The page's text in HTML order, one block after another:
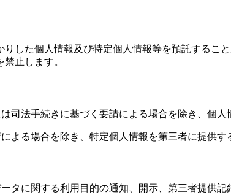
した個人情報及び特定個人情報等を預託するこ
止します。
司法手続きに基づく要請による場合を除き、個人
よる場合を除き、特定個人情報を第三者に提供す
タに関する利用目的の通知、開示、第三者提供